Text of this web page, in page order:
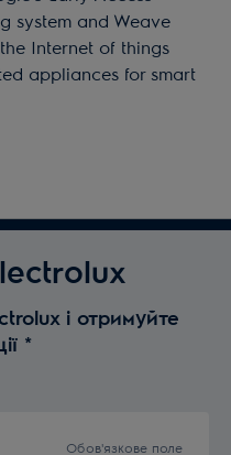
system and Weave
Internet of things
appliances for smart
і отримуйте
*
Обов'язкове поле